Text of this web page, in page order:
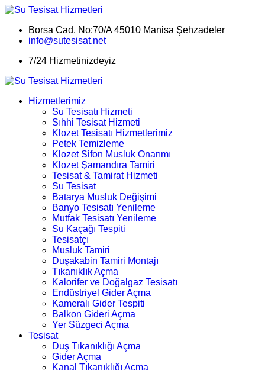
Borsa Cad. No:70/A 45010 Manisa Şehzadeler
info@sutesisat.net
7/24 Hizmetinizdeyiz
Hizmetlerimiz
Su Tesisatı Hizmeti
Sıhhi Tesisat Hizmeti
Klozet Tesisatı Hizmetlerimiz
Petek Temizleme
Klozet Sifon Musluk Onarımı
Klozet Şamandıra Tamiri
Tesisat & Tamirat Hizmeti
Su Tesisat
Batarya Musluk Değişimi
Banyo Tesisatı Yenileme
Mutfak Tesisatı Yenileme
Su Kaçağı Tespiti
Tesisatçı
Musluk Tamiri
Duşakabin Tamiri Montajı
Tıkanıklık Açma
Kalorifer ve Doğalgaz Tesisatı
Endüstriyel Gider Açma
Kameralı Gider Tespiti
Balkon Gideri Açma
Yer Süzgeci Açma
Tesisat
Duş Tıkanıklığı Açma
Gider Açma
Kanal Tıkanıklığı Açma